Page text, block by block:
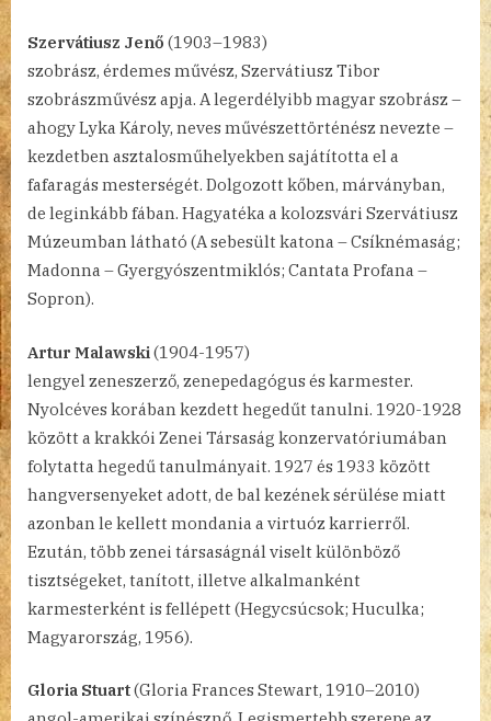
Szervátiusz Jenő (1903–1983)
szobrász, érdemes művész, Szervátiusz Tibor
szobrászművész apja. A legerdélyibb magyar szobrász –
ahogy Lyka Károly, neves művészettörténész nevezte –
kezdetben asztalosműhelyekben sajátította el a
fafaragás mesterségét. Dolgozott kőben, márványban,
de leginkább fában. Hagyatéka a kolozsvári Szervátiusz
Múzeumban látható (A sebesült katona – Csíknémaság;
Madonna – Gyergyószentmiklós; Cantata Profana –
Sopron).
Artur Malawski(1904-1957)
lengyel zeneszerző, zenepedagógus és karmester.
Nyolcéves korában kezdett hegedűt tanulni. 1920-1928
között a krakkói Zenei Társaság konzervatóriumában
folytatta hegedű tanulmányait. 1927 és 1933 között
hangversenyeket adott, de bal kezének sérülése miatt
azonban le kellett mondania a virtuóz karrierről.
Ezután, több zenei társaságnál viselt különböző
tisztségeket, tanított, illetve alkalmanként
karmesterként is fellépett (Hegycsúcsok; Huculka;
Magyarország, 1956).
Gloria Stuart(Gloria Frances Stewart, 1910–2010)